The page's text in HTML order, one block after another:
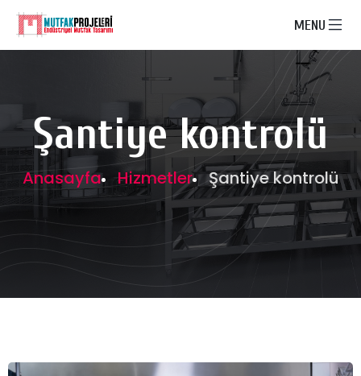
MENU
Şantiye kontrolü
Anasayfa Hizmetler Şantiye kontrolü